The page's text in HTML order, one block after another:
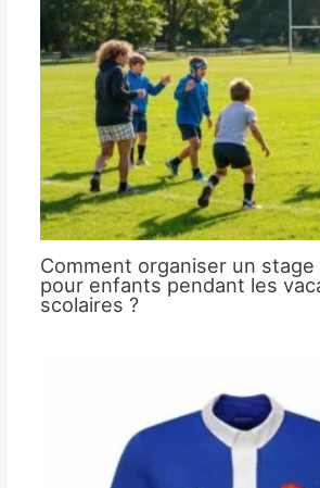
Comment organiser un
pour enfants pendant les
scolaires ?